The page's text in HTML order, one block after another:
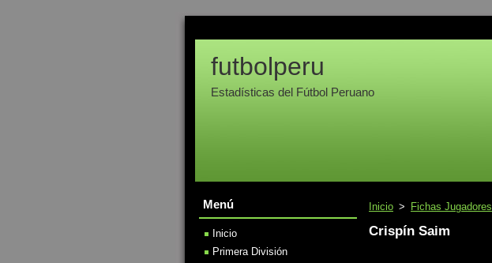
futbolperu
Estadísticas del Fútbol Peruano
Inicio > Fichas Jugadores
Crispín Saim
Menú
Inicio
Primera División